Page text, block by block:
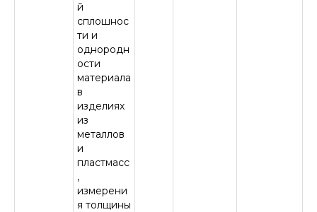
й
сплошнос
ти и
однородн
ости
материала
в
изделиях
из
металлов
и
пластмасс
,
измерени
я толщины